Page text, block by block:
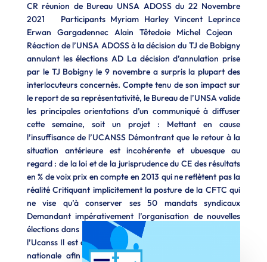
CR réunion de Bureau UNSA ADOSS du 22 Novembre
2021 Participants Myriam Harley Vincent Leprince
Erwan Gargadennec Alain Têtedoie Michel Cojean
Réaction de l’UNSA ADOSS à la décision du TJ de Bobigny
annulant les élections AD La décision d’annulation prise
par le TJ Bobigny le 9 novembre a surpris la plupart des
interlocuteurs concernés. Compte tenu de son impact sur
le report de sa représentativité, le Bureau de l’UNSA valide
les principales orientations d’un communiqué à diffuser
cette semaine, soit un projet : Mettant en cause
l’insuffisance de l’UCANSS Démontrant que le retour à la
situation antérieure est incohérente et ubuesque au
regard : de la loi et de la jurisprudence du CE des résultats
en % de voix prix en compte en 2013 qui ne reflètent pas la
réalité Critiquant implicitement la posture de la CFTC qui
ne vise qu’à conserver ses 50 mandats syndicaux
Demandant impérativement l’organisation de nouvelles
élections dans les 3 mois (c’est possible) … et un rdv avec
l’Ucanss Il est aussi convenu de se rapprocher de l’UNSA
nationale afin qu’elle appuie notre démarche visant à